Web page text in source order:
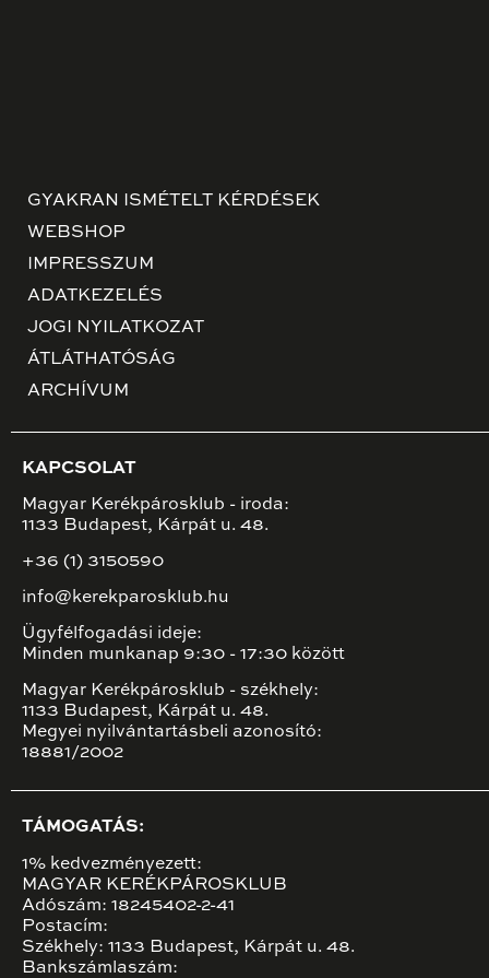
GYAKRAN ISMÉTELT KÉRDÉSEK
WEBSHOP
IMPRESSZUM
ADATKEZELÉS
JOGI NYILATKOZAT
ÁTLÁTHATÓSÁG
ARCHÍVUM
KAPCSOLAT
Magyar Kerékpárosklub - iroda:
1133 Budapest, Kárpát u. 48.
+36 (1) 3150590
info@kerekparosklub.hu
Ügyfélfogadási ideje:
Minden munkanap 9:30 - 17:30 között
Magyar Kerékpárosklub - székhely:
1133 Budapest, Kárpát u. 48.
Megyei nyilvántartásbeli azonosító:
18881/2002
TÁMOGATÁS:
1% kedvezményezett:
MAGYAR KERÉKPÁROSKLUB
Adószám: 18245402-2-41
Postacím:
Székhely: 1133 Budapest, Kárpát u. 48.
Bankszámlaszám: